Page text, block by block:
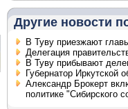
Другие новости
В Туву приезжают
Делегация
В Туву прибывают
Губернатор Иркутской
Александр Брокерт
политике "Сибирского